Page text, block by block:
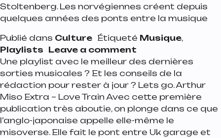
Stoltenberg. Les norvégiennes créent depuis
quelques années des ponts entre la musique
Publié dans Culture Étiqueté Musique,
Playlists Leave a comment
Une playlist avec le meilleur des dernières
sorties musicales ? Et les conseils de la
rédaction pour rester à jour ? Lets go. Arthur
Miso Extra – Love Train Avec cette première
publication très aboutie, on plonge dans ce que
l’anglo-japonaise appelle elle-même le
misoverse. Elle fait le pont entre Uk garage et